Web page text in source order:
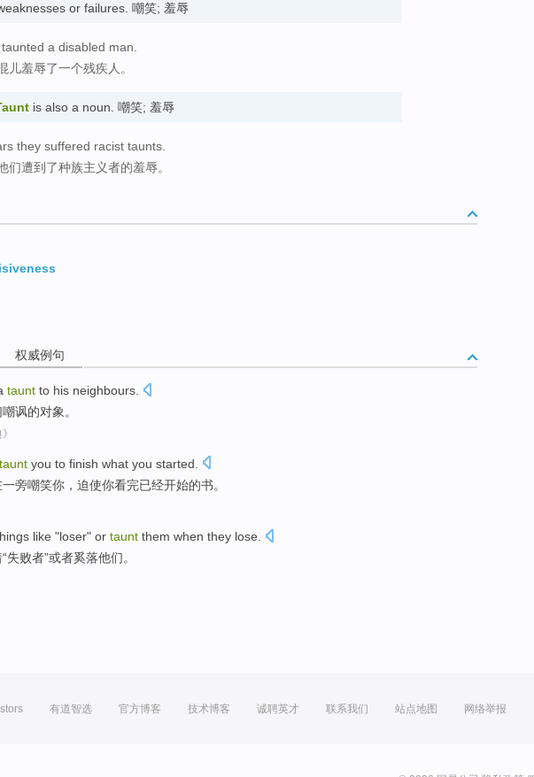
or failures. 嘲笑; 羞辱
a disabled man.
儿羞辱了一个残疾人。
is also a noun. 嘲笑; 羞辱
they suffered racist taunts.
们遭到了种族主义者的羞辱。
权威例句
taunt to his neighbours
嘲讽的对象。
taunt you to finish what you started
一旁嘲笑你 ，迫使你看完已经开始的书。
like "loser" or taunt them when they lose.
“失败者”或者奚落他们。
有道智选 官方博客 技术博客 诚聘英才 联系我们 站点地图 网络举报